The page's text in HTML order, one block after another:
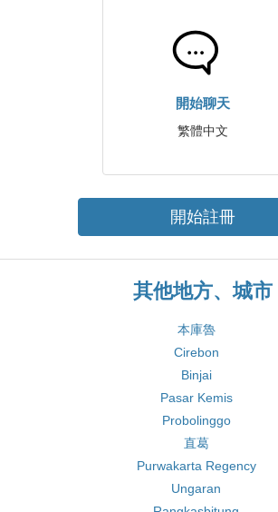
開始聊天
繁體中文
開始註冊
其他地方、城市
本庫魯
Cirebon
Binjai
Pasar Kemis
Probolinggo
直葛
Purwakarta Regency
Ungaran